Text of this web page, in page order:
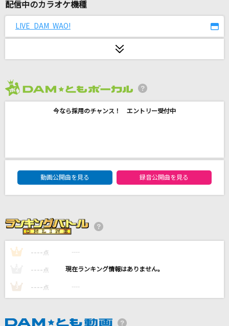
プシ
[生音]突破口
バージョン)
GEMN
[生音]ツキミソウ
残酷な天使のテーゼ
配信中のカラオケ機種
LIVE DAM WAO!
今なら採用のチャンス！ エントリー受付中
DAM★ともボーカルエントリーランキング
動画公開曲を見る
録音公開曲を見る
1 ---- 点 ----
---- 点 ----
3 ---- 点 ----